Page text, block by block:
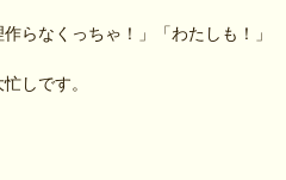
作らなくっちゃ！」「わたしも！」
しです。